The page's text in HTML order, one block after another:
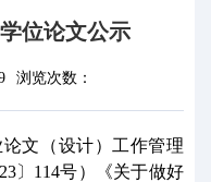
位论文公示
浏览次数：
文（设计）工作管理
〕114号）《关于做好